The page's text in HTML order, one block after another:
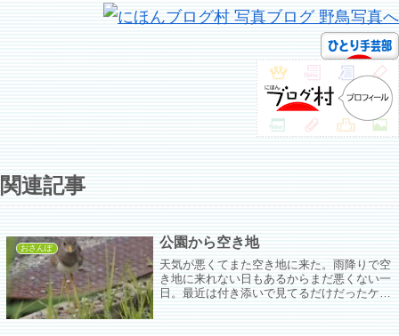
関連記事
おさんぽ 公園から空き地
天気が悪くてまた空き地に来た。雨降りで空
き地に来れない日もあるからまだ悪くない一
日。最近は付き添いで見てるだけだったケリ